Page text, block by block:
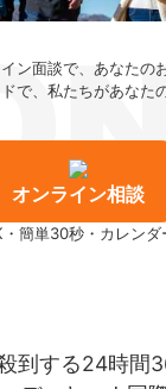
ン面談で、あなたの
で、私たちがあなた
オンライン相談
簡単30秒・カレンダ